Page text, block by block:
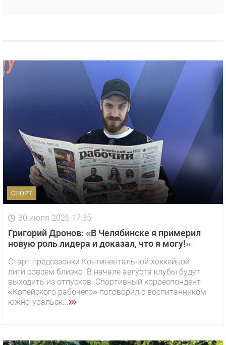
СПОРТ
30 июля 2026 17:35
Григорий Дронов: «В Челябинске я примерил
новую роль лидера и доказал, что я могу!»
Старт предсезонки Континентальной хоккейной
лиги совсем близко. В начале августа клубы будут
выходить из отпусков. Спортивный корреспондент
«Копейского рабочего» поговорил с воспитанником
южно-уральск...